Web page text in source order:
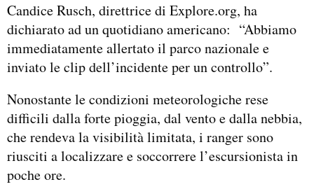
Candice Rusch, direttrice di Explore.org, ha
dichiarato ad un quotidiano americano: “Abbiamo
immediatamente allertato il parco nazionale e
inviato le clip dell’incidente per un controllo”.
Nonostante le condizioni meteorologiche rese
difficili dalla forte pioggia, dal vento e dalla nebbia,
che rendeva la visibilità limitata, i ranger sono
riusciti a localizzare e soccorrere l’escursionista in
poche ore.